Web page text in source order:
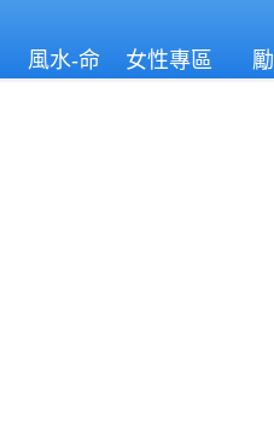
風水-命
女性專區